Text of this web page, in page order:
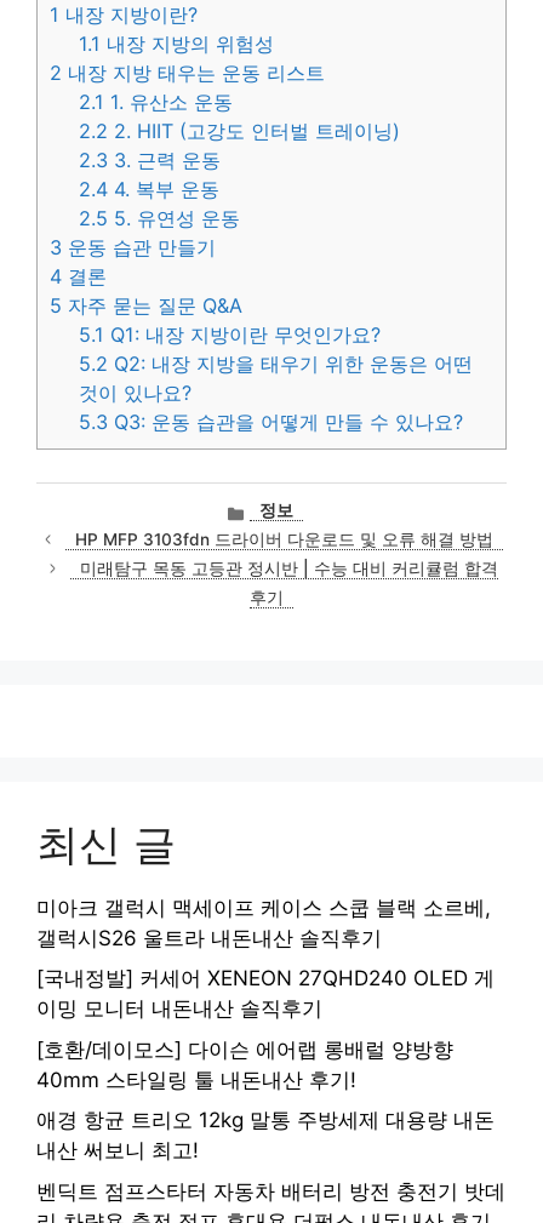
1 내장 지방이란?
1.1 내장 지방의 위험성
2 내장 지방 태우는 운동 리스트
2.1 1. 유산소 운동
2.2 2. HIIT (고강도 인터벌 트레이닝)
2.3 3. 근력 운동
2.4 4. 복부 운동
2.5 5. 유연성 운동
3 운동 습관 만들기
4 결론
5 자주 묻는 질문 Q&A
5.1 Q1: 내장 지방이란 무엇인가요?
5.2 Q2: 내장 지방을 태우기 위한 운동은 어떤
것이 있나요?
5.3 Q3: 운동 습관을 어떻게 만들 수 있나요?
카
테
고
리
정보
HP MFP 3103fdn 드라이버 다운로드 및 오류 해결 방법
미래탐구 목동 고등관 정시반 | 수능 대비 커리큘럼 합격
후기
최신 글
미아크 갤럭시 맥세이프 케이스 스쿱 블랙 소르베,
갤럭시S26 울트라 내돈내산 솔직후기
[국내정발] 커세어 XENEON 27QHD240 OLED 게
이밍 모니터 내돈내산 솔직후기
[호환/데이모스] 다이슨 에어랩 롱배럴 양방향
40mm 스타일링 툴 내돈내산 후기!
애경 항균 트리오 12kg 말통 주방세제 대용량 내돈
내산 써보니 최고!
벤딕트 점프스타터 자동차 배터리 방전 충전기 밧데